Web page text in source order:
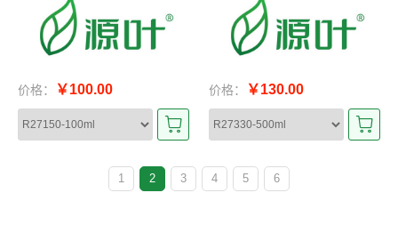
价格： ￥100.00 价格： ￥130.00
1 2 3 4 5 6